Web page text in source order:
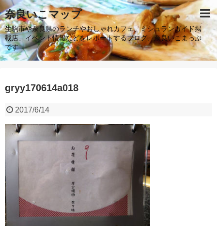
奈良いこマップ
生駒市や奈良県のランチやおしゃれカフェ、ミシュランガイド掲
載店、イベント情報などをレポートするブログ、奈良いこまっぷ
です
gryy170614a018
2017/6/14